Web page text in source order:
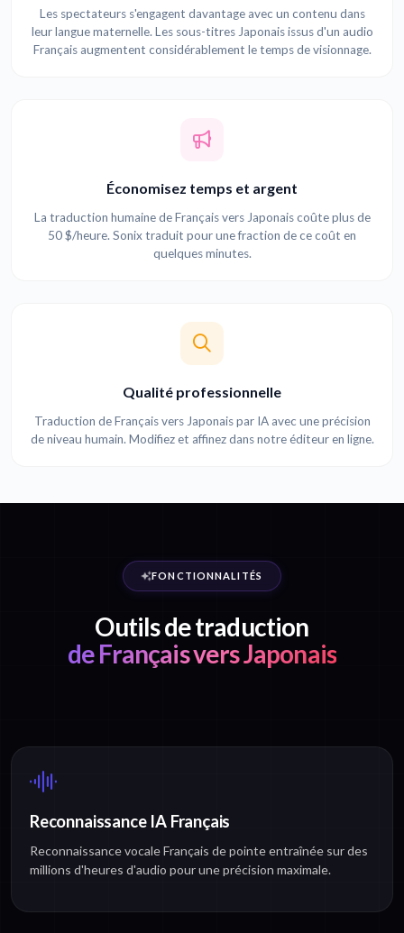
Les spectateurs s'engagent davantage avec un contenu dans
leur langue maternelle. Les sous-titres Japonais issus d'un audio
Français augmentent considérablement le temps de visionnage.
Économisez temps et argent
La traduction humaine de Français vers Japonais coûte plus de
50 $/heure. Sonix traduit pour une fraction de ce coût en
quelques minutes.
Qualité professionnelle
Traduction de Français vers Japonais par IA avec une précision
de niveau humain. Modifiez et affinez dans notre éditeur en ligne.
FONCTIONNALITÉS
Outils de traduction
de Français vers Japonais
Reconnaissance IA Français
Reconnaissance vocale Français de pointe entraînée sur des
millions d'heures d'audio pour une précision maximale.